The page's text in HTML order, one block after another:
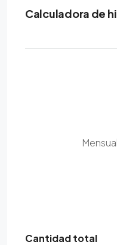
Calculadora de
Mensual
Cantidad total